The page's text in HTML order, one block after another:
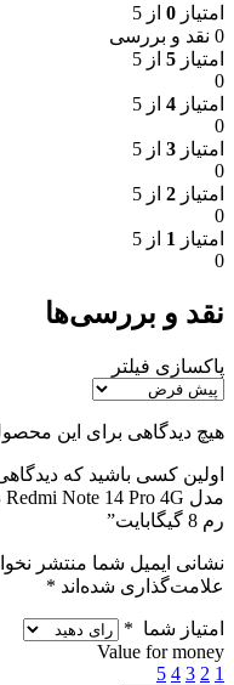
امتیاز 0 از 5
0 نقد و بررسی
امتیاز 5 از 5
0
امتیاز 4 از 5
0
امتیاز 3 از 5
0
امتیاز 2 از 5
0
امتیاز 1 از 5
0
نقد و بررسی‌ها
پاکسازی فیلتر
هیچ دیدگاهی برای این
اولین کسی باشید که
رم 8 گیگابایت”
نشانی ایمیل شما منتشر
علامت‌گذاری شده‌اند *
امتیاز شما *
Value for money
1
2
3
4
5